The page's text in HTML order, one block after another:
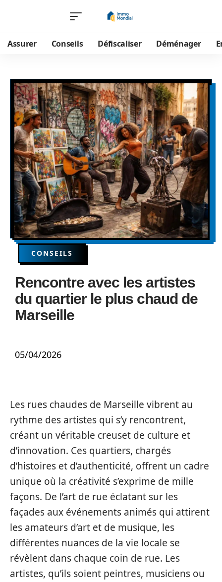
Assurer Conseils Défiscaliser Déménager
CONSEILS
Rencontre avec les artistes
du quartier le plus chaud de
Marseille
05/04/2026
Les rues chaudes de Marseille vibrent au
rythme des artistes qui s’y rencontrent,
créant un véritable creuset de culture et
d’innovation. Ces quartiers, chargés
d’histoires et d’authenticité, offrent un cadre
unique où la créativité s’exprime de mille
façons. De l’art de rue éclatant sur les
façades aux événements animés qui attirent
les amateurs d’art et de musique, les
différentes nuances de la vie locale se
révèlent dans chaque coin de rue. Les
artistes, qu’ils soient peintres, musiciens ou